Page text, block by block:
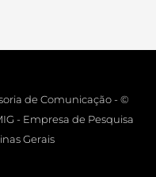
de Comunicação - ©
- Empresa de Pesquisa
Gerais